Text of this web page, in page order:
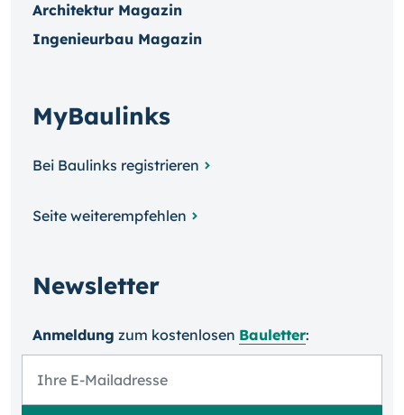
Architektur Magazin
Ingenieurbau Magazin
MyBaulinks
Bei Baulinks registrieren
Seite weiterempfehlen
Newsletter
Anmeldung zum kosten­losen Bauletter: